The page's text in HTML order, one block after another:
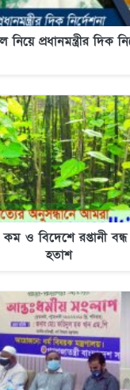
প্রধানমন্ত্রীর দিক
কম ও বিদেশে রপ্তানী বন্ধ
হতাশ